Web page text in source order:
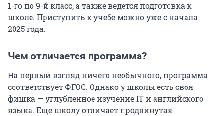
1-го по 9-й класс, а также ведется подготовка к
школе. Приступить к учебе можно уже с начала
2025 года.
Чем отличается программа?
На первый взгляд ничего необычного, программа
соответствует ФГОС. Однако у школы есть своя
фишка — углубленное изучение IT и английского
языка. Еще школу отличает продвинутая